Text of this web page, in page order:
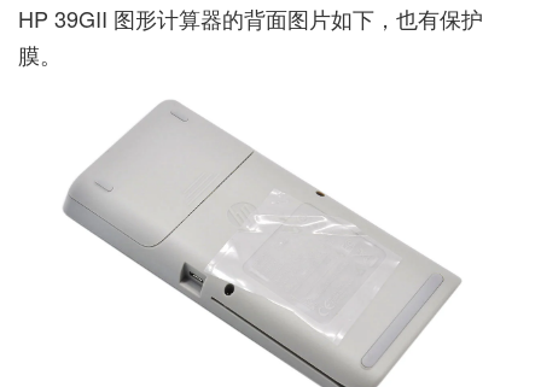
HP 39GII 图形计算器的背面图片如下，也有保护
膜。